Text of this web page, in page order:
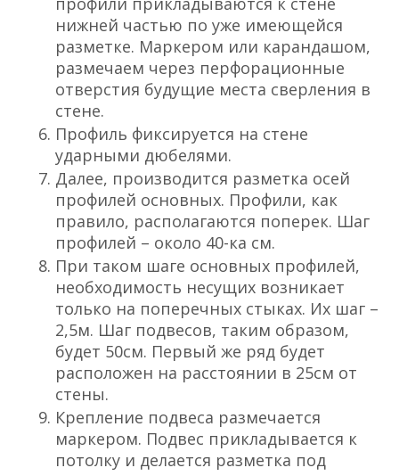
нижней частью по уже имеющейся
разметке. Маркером или карандашом,
размечаем через перфорационные
отверстия будущие места сверления в
стене.
Профиль фиксируется на стене
ударными дюбелями.
Далее, производится разметка осей
профилей основных. Профили, как
правило, располагаются поперек. Шаг
профилей – около 40-ка см.
При таком шаге основных профилей,
необходимость несущих возникает
только на поперечных стыках. Их шаг –
2,5м. Шаг подвесов, таким образом,
будет 50см. Первый же ряд будет
расположен на расстоянии в 25см от
стены.
Крепление подвеса размечается
маркером. Подвес прикладывается к
потолку и делается разметка под